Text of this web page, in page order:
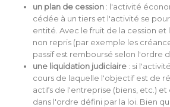
un plan de cession : l'activité
cédée à un tiers et l'activité se
entité. Avec le fruit de la cession et
non repris (par exemple les
passif est remboursé selon l'ordre
une liquidation judiciaire : si
cours de laquelle l'objectif est de
actifs de l'entreprise (biens, etc.)
dans l'ordre défini par la loi. Bien